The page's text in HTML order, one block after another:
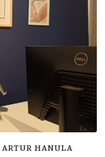
HANULA